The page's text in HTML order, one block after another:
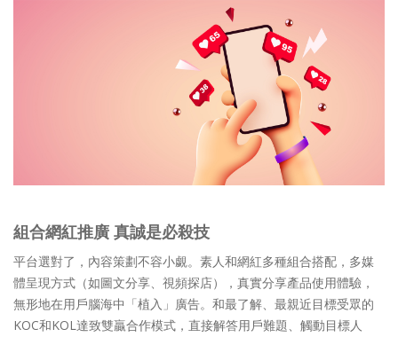
組合網紅推廣 真誠是必殺技
平台選對了，內容策劃不容小覷。素人和網紅多種組合搭配，多媒
體呈現方式（如圖文分享、視頻探店），真實分享產品使用體驗，
無形地在用戶腦海中「植入」廣告。和最了解、最親近目標受眾的
KOC和KOL達致雙贏合作模式，直接解答用戶難題、觸動目標人